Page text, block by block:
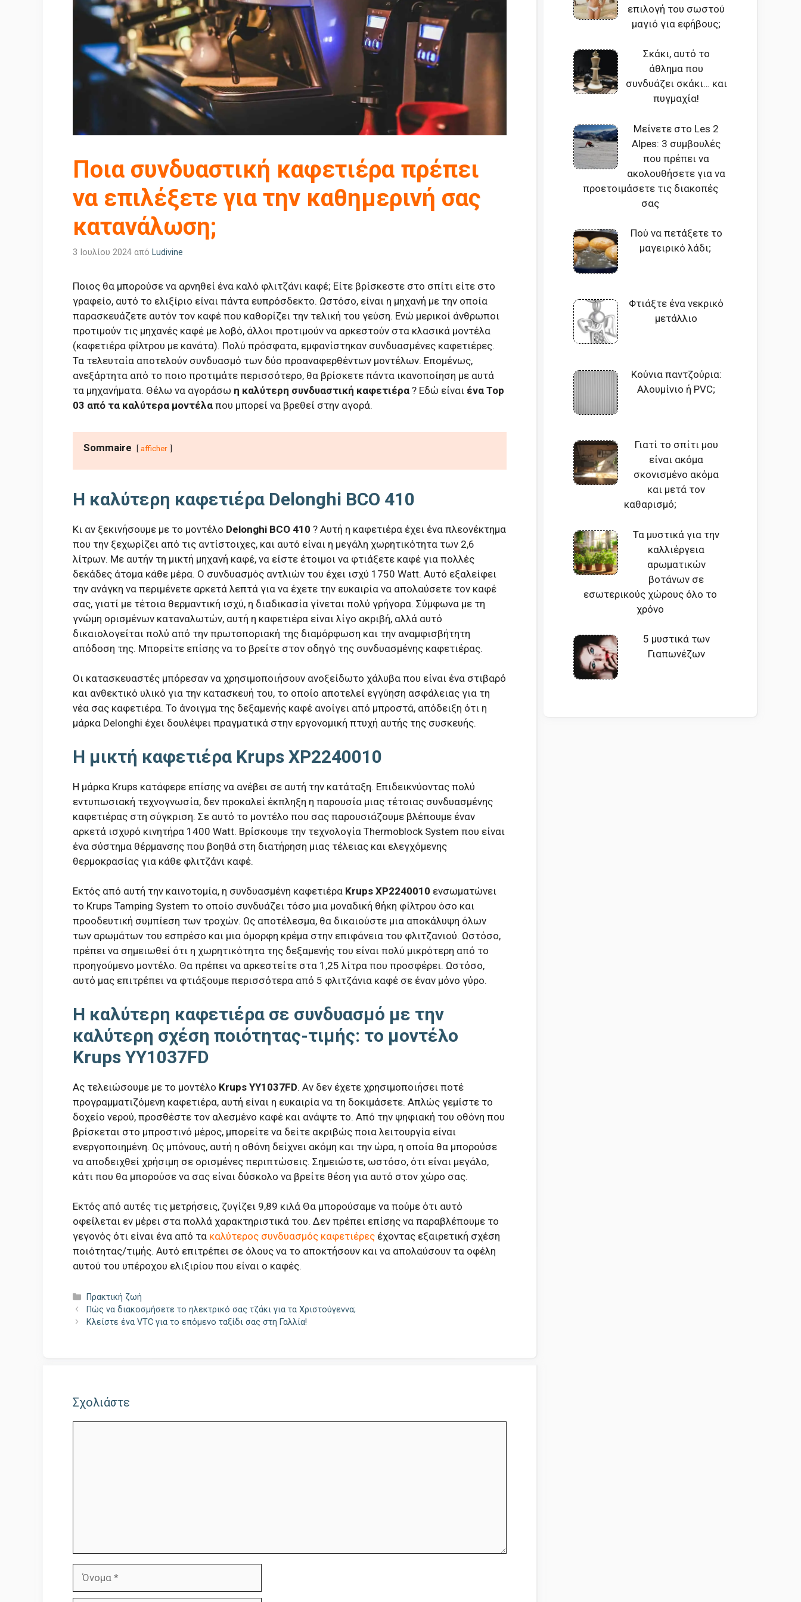
Ποια συνδυαστική καφετιέρα πρέπει
να επιλέξετε για την καθημερινή σας
κατανάλωση;
3 Ιουλίου 2024 από Ludivine
Ποιος θα μπορούσε να αρνηθεί ένα καλό φλιτζάνι καφέ; Είτε βρίσκεστε στο σπίτι είτε στο
γραφείο, αυτό το ελιξίριο είναι πάντα ευπρόσδεκτο. Ωστόσο, είναι η μηχανή με την οποία
παρασκευάζετε αυτόν τον καφέ που καθορίζει την τελική του γεύση. Ενώ μερικοί άνθρωποι
προτιμούν τις μηχανές καφέ με λοβό, άλλοι προτιμούν να αρκεστούν στα κλασικά μοντέλα
(καφετιέρα φίλτρου με κανάτα). Πολύ πρόσφατα, εμφανίστηκαν συνδυασμένες καφετιέρες.
Τα τελευταία αποτελούν συνδυασμό των δύο προαναφερθέντων μοντέλων. Επομένως,
ανεξάρτητα από το ποιο προτιμάτε περισσότερο, θα βρίσκετε πάντα ικανοποίηση με αυτά
τα μηχανήματα. Θέλω να αγοράσω η καλύτερη συνδυαστική καφετιέρα ? Εδώ είναι ένα Top
03 από τα καλύτερα μοντέλα που μπορεί να βρεθεί στην αγορά.
Sommaire afficher
Η καλύτερη καφετιέρα Delonghi BCO 410
Κι αν ξεκινήσουμε με το μοντέλο Delonghi BCO 410 ? Αυτή η καφετιέρα έχει ένα πλεονέκτημα
που την ξεχωρίζει από τις αντίστοιχες, και αυτό είναι η μεγάλη χωρητικότητα των 2,6
λίτρων. Με αυτήν τη μικτή μηχανή καφέ, να είστε έτοιμοι να φτιάξετε καφέ για πολλές
δεκάδες άτομα κάθε μέρα. Ο συνδυασμός αντλιών του έχει ισχύ 1750 Watt. Αυτό εξαλείφει
την ανάγκη να περιμένετε αρκετά λεπτά για να έχετε την ευκαιρία να απολαύσετε τον καφέ
σας, γιατί με τέτοια θερμαντική ισχύ, η διαδικασία γίνεται πολύ γρήγορα. Σύμφωνα με τη
γνώμη ορισμένων καταναλωτών, αυτή η καφετιέρα είναι λίγο ακριβή, αλλά αυτό
δικαιολογείται πολύ από την πρωτοποριακή της διαμόρφωση και την αναμφισβήτητη
απόδοση της. Μπορείτε επίσης να το βρείτε στον οδηγό της συνδυασμένης καφετιέρας.
Οι κατασκευαστές μπόρεσαν να χρησιμοποιήσουν ανοξείδωτο χάλυβα που είναι ένα στιβαρό
και ανθεκτικό υλικό για την κατασκευή του, το οποίο αποτελεί εγγύηση ασφάλειας για τη
νέα σας καφετιέρα. Το άνοιγμα της δεξαμενής καφέ ανοίγει από μπροστά, απόδειξη ότι η
μάρκα Delonghi έχει δουλέψει πραγματικά στην εργονομική πτυχή αυτής της συσκευής.
Η μικτή καφετιέρα Krups XP2240010
Η μάρκα Krups κατάφερε επίσης να ανέβει σε αυτή την κατάταξη. Επιδεικνύοντας πολύ
εντυπωσιακή τεχνογνωσία, δεν προκαλεί έκπληξη η παρουσία μιας τέτοιας συνδυασμένης
καφετιέρας στη σύγκριση. Σε αυτό το μοντέλο που σας παρουσιάζουμε βλέπουμε έναν
αρκετά ισχυρό κινητήρα 1400 Watt. Βρίσκουμε την τεχνολογία Thermoblock System που είναι
ένα σύστημα θέρμανσης που βοηθά στη διατήρηση μιας τέλειας και ελεγχόμενης
θερμοκρασίας για κάθε φλιτζάνι καφέ.
Εκτός από αυτή την καινοτομία, η συνδυασμένη καφετιέρα Krups XP2240010 ενσωματώνει
το Krups Tamping System το οποίο συνδυάζει τόσο μια μοναδική θήκη φίλτρου όσο και
προοδευτική συμπίεση των τροχών. Ως αποτέλεσμα, θα δικαιούστε μια αποκάλυψη όλων
των αρωμάτων του εσπρέσο και μια όμορφη κρέμα στην επιφάνεια του φλιτζανιού. Ωστόσο,
πρέπει να σημειωθεί ότι η χωρητικότητα της δεξαμενής του είναι πολύ μικρότερη από το
προηγούμενο μοντέλο. Θα πρέπει να αρκεστείτε στα 1,25 λίτρα που προσφέρει. Ωστόσο,
αυτό μας επιτρέπει να φτιάξουμε περισσότερα από 5 φλιτζάνια καφέ σε έναν μόνο γύρο.
Η καλύτερη καφετιέρα σε συνδυασμό με την
καλύτερη σχέση ποιότητας-τιμής: το μοντέλο
Krups YY1037FD
Ας τελειώσουμε με το μοντέλο Krups YY1037FD. Αν δεν έχετε χρησιμοποιήσει ποτέ
προγραμματιζόμενη καφετιέρα, αυτή είναι η ευκαιρία να τη δοκιμάσετε. Απλώς γεμίστε το
δοχείο νερού, προσθέστε τον αλεσμένο καφέ και ανάψτε το. Από την ψηφιακή του οθόνη που
βρίσκεται στο μπροστινό μέρος, μπορείτε να δείτε ακριβώς ποια λειτουργία είναι
ενεργοποιημένη. Ως μπόνους, αυτή η οθόνη δείχνει ακόμη και την ώρα, η οποία θα μπορούσε
να αποδειχθεί χρήσιμη σε ορισμένες περιπτώσεις. Σημειώστε, ωστόσο, ότι είναι μεγάλο,
κάτι που θα μπορούσε να σας είναι δύσκολο να βρείτε θέση για αυτό στον χώρο σας.
Εκτός από αυτές τις μετρήσεις, ζυγίζει 9,89 κιλά Θα μπορούσαμε να πούμε ότι αυτό
οφείλεται εν μέρει στα πολλά χαρακτηριστικά του. Δεν πρέπει επίσης να παραβλέπουμε το
γεγονός ότι είναι ένα από τα καλύτερος συνδυασμός καφετιέρες έχοντας εξαιρετική σχέση
ποιότητας/τιμής. Αυτό επιτρέπει σε όλους να το αποκτήσουν και να απολαύσουν τα οφέλη
αυτού του υπέροχου ελιξιρίου που είναι ο καφές.
Κατηγορίες
Πρακτική ζωή
Πώς να διακοσμήσετε το ηλεκτρικό σας τζάκι για τα Χριστούγεννα;
Κλείστε ένα VTC για το επόμενο ταξίδι σας στη Γαλλία!
Σχολιάστε
επιλογή του σωστού
μαγιό για εφήβους;
Σκάκι, αυτό το
άθλημα που
συνδυάζει σκάκι… και
πυγμαχία!
Μείνετε στο Les 2
Alpes: 3 συμβουλές
που πρέπει να
ακολουθήσετε για να
προετοιμάσετε τις διακοπές
σας
Πού να πετάξετε το
μαγειρικό λάδι;
Φτιάξτε ένα νεκρικό
μετάλλιο
Κούνια παντζούρια:
Αλουμίνιο ή PVC;
Γιατί το σπίτι μου
είναι ακόμα
σκονισμένο ακόμα
και μετά τον
καθαρισμό;
Τα μυστικά για την
καλλιέργεια
αρωματικών
βοτάνων σε
εσωτερικούς χώρους όλο το
χρόνο
5 μυστικά των
Γιαπωνέζων